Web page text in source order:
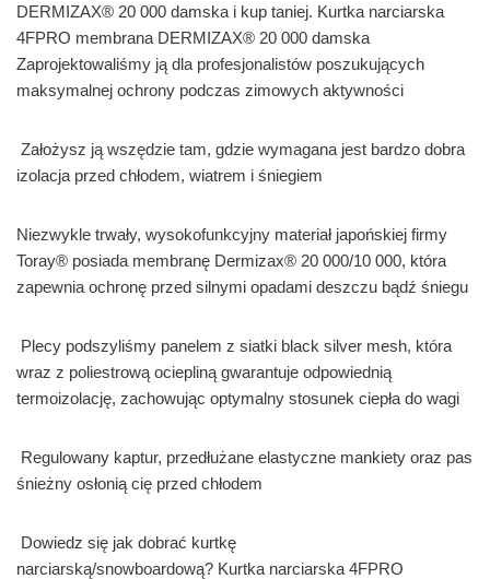
DERMIZAX® 20 000 damska i kup taniej. Kurtka narciarska
4FPRO membrana DERMIZAX® 20 000 damska
Zaprojektowaliśmy ją dla profesjonalistów poszukujących
maksymalnej ochrony podczas zimowych aktywności
Założysz ją wszędzie tam, gdzie wymagana jest bardzo dobra
izolacja przed chłodem, wiatrem i śniegiem
Niezwykle trwały, wysokofunkcyjny materiał japońskiej firmy
Toray® posiada membranę Dermizax® 20 000/10 000, która
zapewnia ochronę przed silnymi opadami deszczu bądź śniegu
Plecy podszyliśmy panelem z siatki black silver mesh, która
wraz z poliestrową ociepliną gwarantuje odpowiednią
termoizolację, zachowując optymalny stosunek ciepła do wagi
Regulowany kaptur, przedłużane elastyczne mankiety oraz pas
śnieżny osłonią cię przed chłodem
Dowiedz się jak dobrać kurtkę
narciarską/snowboardową? Kurtka narciarska 4FPRO